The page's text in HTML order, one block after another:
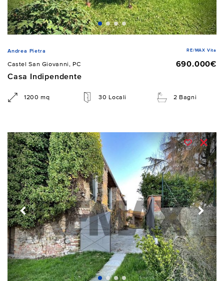
Andrea Pietra RE/MAX Vita
Castel San Giovanni, PC
690.000€
Casa Indipendente
1200 mq 30 Locali 2 Bagni